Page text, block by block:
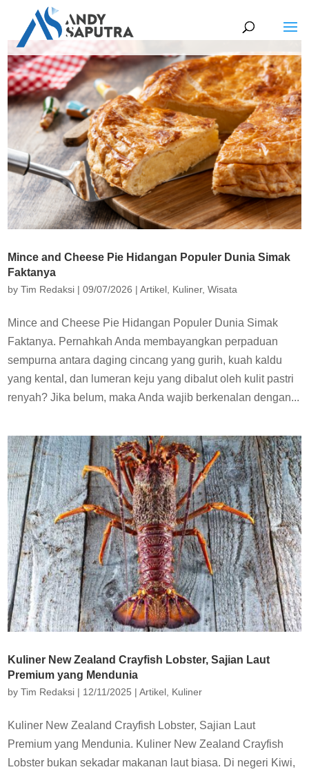
Mince and Cheese Pie Hidangan Populer Dunia Simak
Faktanya
byTim Redaksi |09/07/2026 |Artikel Kuliner,Wisata
Mince and Cheese Pie Hidangan Populer Dunia Simak
Faktanya. Pernahkah Anda membayangkan perpaduan
sempurna antara daging cincang yang gurih, kuah kaldu
yang kental, dan lumeran keju yang dibalut oleh kulit pastri
renyah? Jika belum, maka Anda wajib berkenalan dengan...
Kuliner New Zealand Crayfish Lobster, Sajian Laut
Premium yang Mendunia
byTim Redaksi | 12/11/2025 |Artikel Kuliner
Kuliner New Zealand Crayfish Lobster, Sajian Laut
Premium yang Mendunia. Kuliner New Zealand Crayfish
Lobster bukan sekadar makanan laut biasa. Di negeri Kiwi,